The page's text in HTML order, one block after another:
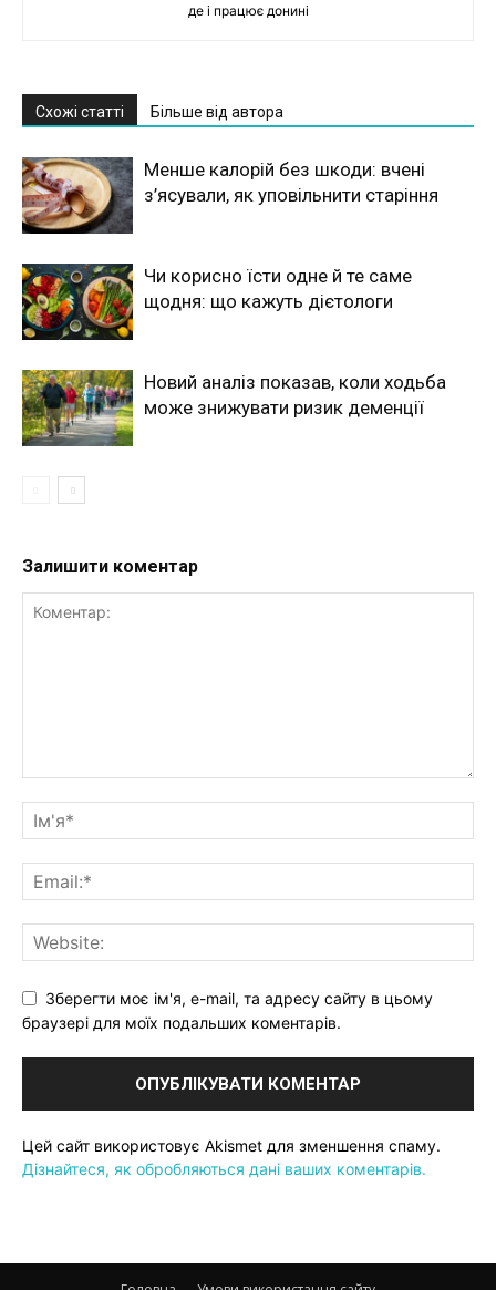
де і працює донині
Схожі статті Більше від автора
Менше калорій без шкоди: вчені
з’ясували, як уповільнити старіння
Чи корисно їсти одне й те саме
щодня: що кажуть дієтологи
Новий аналіз показав, коли ходьба
може знижувати ризик деменції
Залишити коментар
Зберегти моє ім'я, e-mail, та адресу сайту в цьому
браузері для моїх подальших коментарів.
Цей сайт використовує Akismet для зменшення спаму.
Дізнайтеся, як обробляються дані ваших коментарів.